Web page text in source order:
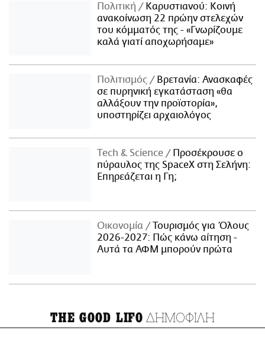
Πολιτική
Καρυστιανού: Κοινή
ανακοίνωση 22 πρώην στελεχών
του κόμματός της - «Γνωρίζουμε
καλά γιατί αποχωρήσαμε»
Πολιτισμός
Βρετανία: Ανασκαφές
σε πυρηνική εγκατάσταση «θα
αλλάξουν την προϊστορία»,
υποστηρίζει αρχαιολόγος
Τech & Science
Προσέκρουσε ο
πύραυλος της SpaceX στη Σελήνη:
Επηρεάζεται η Γη;
Οικονομία
Τουρισμός για Όλους
2026-2027: Πώς κάνω αίτηση -
Αυτά τα ΑΦΜ μπορούν πρώτα
THE GOOD LIFO ΔΗΜΟΦΙΛΗ